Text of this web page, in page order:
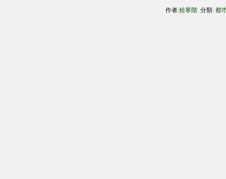
作者:拾寒階 分類: 都